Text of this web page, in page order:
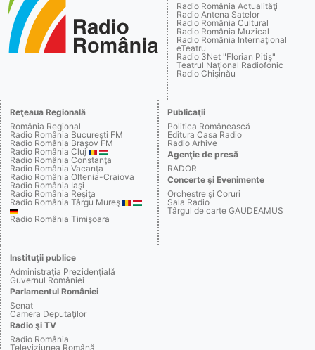
Radio România Actualităţi
Radio Antena Satelor
Radio România Cultural
Radio România Muzical
Radio România Internaţional
eTeatru
Radio 3Net "Florian Pitiş"
Teatrul Naţional Radiofonic
Radio Chişinău
Reţeaua Regională
România Regional
Radio România Bucureşti FM
Radio România Braşov FM
Radio România Cluj
Radio România Constanţa
Radio România Vacanţa
Radio România Oltenia-Craiova
Radio România Iaşi
Radio România Reşiţa
Radio România Târgu Mureş
Radio România Timişoara
Publicaţii
Politica Românească
Editura Casa Radio
Radio Arhive
Agenţie de presă
RADOR
Concerte şi Evenimente
Orchestre şi Coruri
Sala Radio
Târgul de carte GAUDEAMUS
Instituţii publice
Administraţia Prezidenţială
Guvernul României
Parlamentul României
Senat
Camera Deputaţilor
Radio şi TV
Radio România
Televiziunea Română